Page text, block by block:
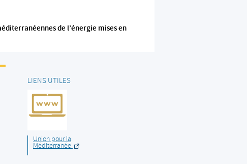
de l’énergie mises en
LIENS UTILES
Union pour la
Méditerranée